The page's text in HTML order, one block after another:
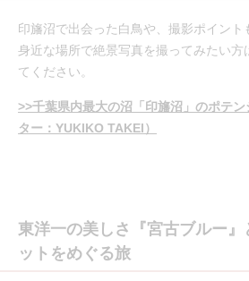
印旛沼で出会った白鳥や、撮影ポイント
身近な場所で絶景写真を撮ってみたい方
てください。
>>千葉県内最大の沼「印旛沼」のポテ
ター：YUKIKO TAKEI）
東洋一の美しさ『宮古ブルー
ットをめぐる旅